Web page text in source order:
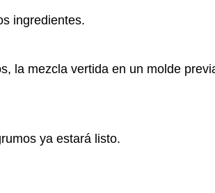
ingredientes.
la mezcla vertida en un molde
ya estará listo.